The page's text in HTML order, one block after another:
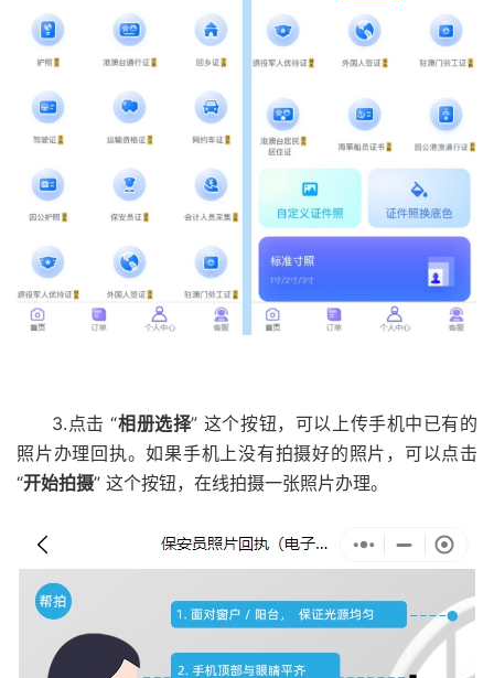
3.点击 “相册选择” 这个按钮，可以上传手机中已有的
照片办理回执。如果手机上没有拍摄好的照片，可以点击
“开始拍摄” 这个按钮，在线拍摄一张照片办理。